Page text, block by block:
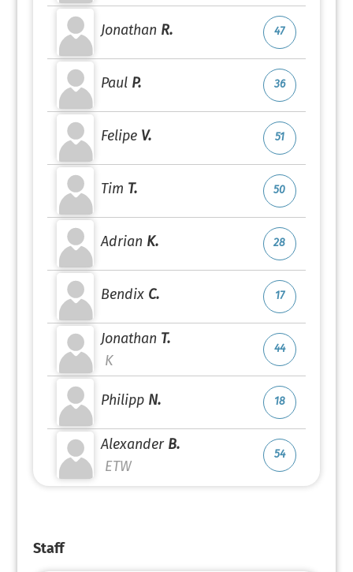
Jonathan R. 47
Paul P. 36
Felipe V. 51
Tim T. 50
Adrian K. 28
Bendix C. 17
Jonathan T.
K
44
Philipp N. 18
Alexander B.
ETW
54
Staff